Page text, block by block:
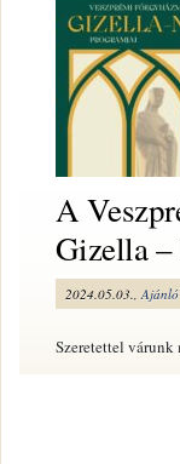
A
Gizella –
2024.05.03., Ajánló
Szeretettel